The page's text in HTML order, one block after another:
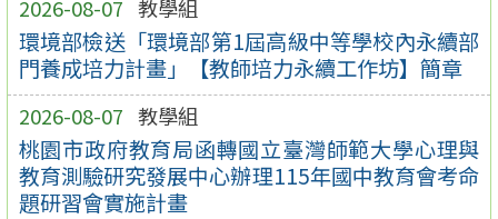
2026-08-07 教學組
環境部檢送「環境部第1屆高級中等學校內永續部
門養成培力計畫」【教師培力永續工作坊】簡章
2026-08-07 教學組
桃園市政府教育局函轉國立臺灣師範大學心理與
教育測驗研究發展中心辦理115年國中教育會考命
題研習會實施計畫